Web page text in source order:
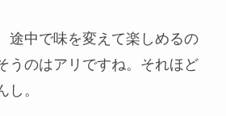
途中で味を変えて楽しめるの
うのはアリですね。それほど
。